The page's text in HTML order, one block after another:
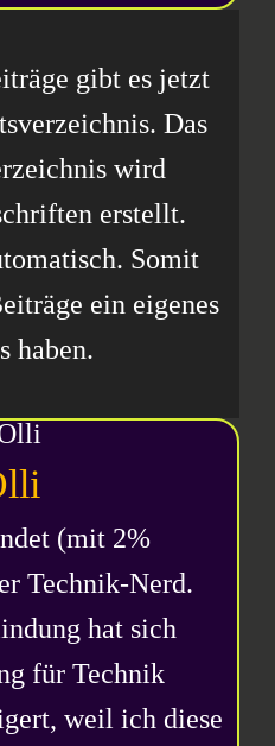
gibt es jetzt
Das
wird
erstellt.
Somit
ein eigenes
haben.
(mit 2%
Technik-Nerd.
hat sich
für Technik
weil ich diese